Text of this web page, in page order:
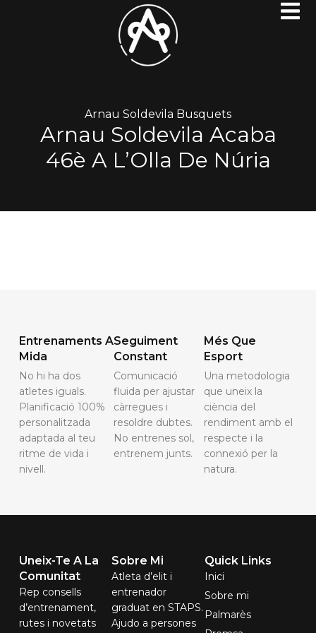
Arnau Soldevila Busquets
Arnau Soldevila Acaba
46è A L’Olla De Núria
Entrenaments A
Mida
No hi ha dos
atletes iguals.
Planificació 100%
personalitzada
adaptada al teu
ritme de vida i
nivell.
Seguiment
Constant
Comunicació
fluida per ajustar
càrregues i
resoldre dubtes.
No entrenes sol,
entrenem junts.
Més Que
Esport
Una metodologia
que uneix la
ciència del
rendiment amb el
respecte i la
connexió per la
natura.
Sobre Mi
Atleta d’elit i
entrenador
graduat en STAPS.
Ajudo a persones
Quick Links
Inici
Sobre mi
Palmarès
Uneix-Te A La
Comunitat
Rep consells
d’entrenament,
rutes i novetats